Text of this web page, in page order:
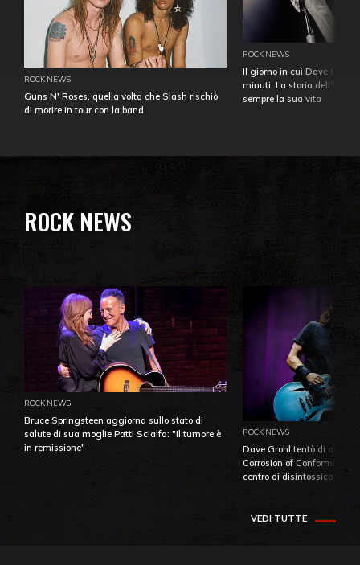
ROCK NEWS
Guns N' Roses, quella volta che Slash rischiò
di morire in tour con la band
ROCK NEWS
Il giorno in cui Dave
minuti. La storia
sempre la sua vita
ROCK NEWS
ROCK NEWS
Bruce Springsteen aggiorna sullo stato di
salute di sua moglie Patti Scialfa: "Il tumore è
in remissione"
ROCK NEWS
Dave Grohl tentò di
Corrosion of Conformity
centro di
VEDI TUTTE